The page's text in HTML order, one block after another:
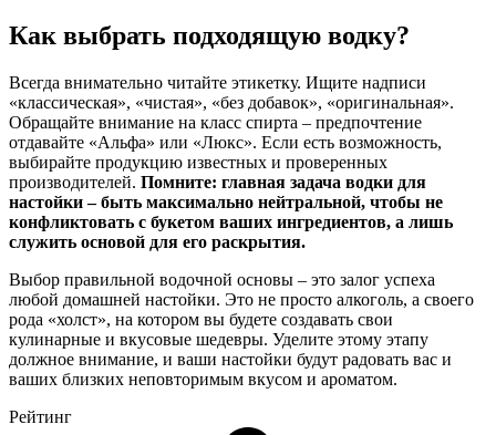
Как выбрать подходящую водку?
Всегда внимательно читайте этикетку. Ищите надписи
«классическая», «чистая», «без добавок», «оригинальная».
Обращайте внимание на класс спирта – предпочтение
отдавайте «Альфа» или «Люкс». Если есть возможность,
выбирайте продукцию известных и проверенных
производителей. Помните: главная задача водки для
настойки – быть максимально нейтральной, чтобы не
конфликтовать с букетом ваших ингредиентов, а лишь
служить основой для его раскрытия.
Выбор правильной водочной основы – это залог успеха
любой домашней настойки. Это не просто алкоголь, а своего
рода «холст», на котором вы будете создавать свои
кулинарные и вкусовые шедевры. Уделите этому этапу
должное внимание, и ваши настойки будут радовать вас и
ваших близких неповторимым вкусом и ароматом.
Рейтинг